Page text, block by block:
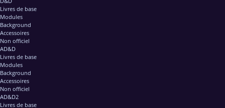
Livres de base
Modules
Background
Accessoires
Non officiel
AD&D
Livres de base
Modules
Background
Accessoires
Non officiel
AD&D2
Livres de base